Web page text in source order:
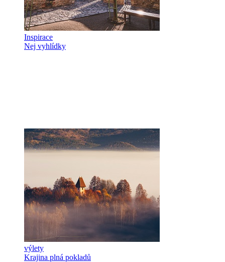
Inspirace
Nej vyhlídky
výlety
Krajina plná pokladů